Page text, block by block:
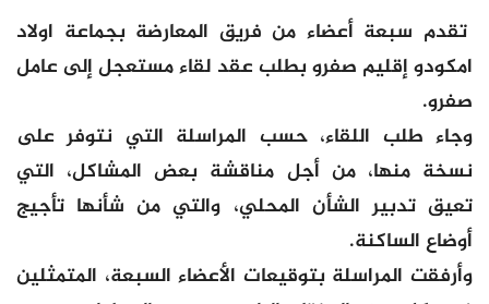
تقدم سبعة أعضاء من فريق المعارضة بجماعة اولاد
امكودو إقليم صفرو بطلب عقد لقاء مستعجل إلى عامل
صفرو.
وجاء طلب اللقاء، حسب المراسلة التي نتوفر على
نسخة منها، من أجل مناقشة بعض المشاكل، التي
تعيق تدبير الشأن المحلي، والتي من شأنها تأجيج
أوضاع الساكنة.
وأرفقت المراسلة بتوقيعات الأعضاء السبعة، المتمثلين